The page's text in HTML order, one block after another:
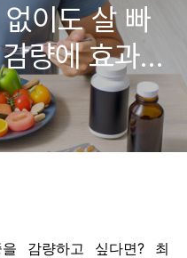
없이도 살 빠
량에 효과적
완전 정복
을 감량하고 싶다면? 최